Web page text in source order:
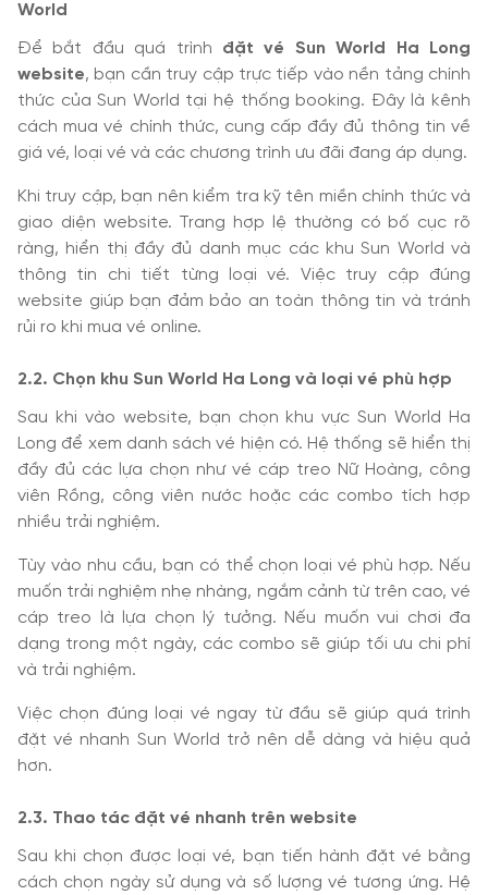
World
Để bắt đầu quá trình đặt vé Sun World Ha Long
website, bạn cần truy cập trực tiếp vào nền tảng chính
thức của Sun World tại hệ thống booking. Đây là kênh
cách mua vé chính thức, cung cấp đầy đủ thông tin về
giá vé, loại vé và các chương trình ưu đãi đang áp dụng.
Khi truy cập, bạn nên kiểm tra kỹ tên miền chính thức và
giao diện website. Trang hợp lệ thường có bố cục rõ
ràng, hiển thị đầy đủ danh mục các khu Sun World và
thông tin chi tiết từng loại vé. Việc truy cập đúng
website giúp bạn đảm bảo an toàn thông tin và tránh
rủi ro khi mua vé online.
2.2. Chọn khu Sun World Ha Long và loại vé phù hợp
Sau khi vào website, bạn chọn khu vực Sun World Ha
Long để xem danh sách vé hiện có. Hệ thống sẽ hiển thị
đầy đủ các lựa chọn như vé cáp treo Nữ Hoàng, công
viên Rồng, công viên nước hoặc các combo tích hợp
nhiều trải nghiệm.
Tùy vào nhu cầu, bạn có thể chọn loại vé phù hợp. Nếu
muốn trải nghiệm nhẹ nhàng, ngắm cảnh từ trên cao, vé
cáp treo là lựa chọn lý tưởng. Nếu muốn vui chơi đa
dạng trong một ngày, các combo sẽ giúp tối ưu chi phí
và trải nghiệm.
Việc chọn đúng loại vé ngay từ đầu sẽ giúp quá trình
đặt vé nhanh Sun World trở nên dễ dàng và hiệu quả
hơn.
2.3. Thao tác đặt vé nhanh trên website
Sau khi chọn được loại vé, bạn tiến hành đặt vé bằng
cách chọn ngày sử dụng và số lượng vé tương ứng. Hệ